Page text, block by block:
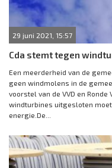
29 juni 2021, 15:57
Cda stemt tegen
Een meerderheid van de
geen windmolens in de
voorstel van de VVD en
windturbines uitgesloten
energie.De...